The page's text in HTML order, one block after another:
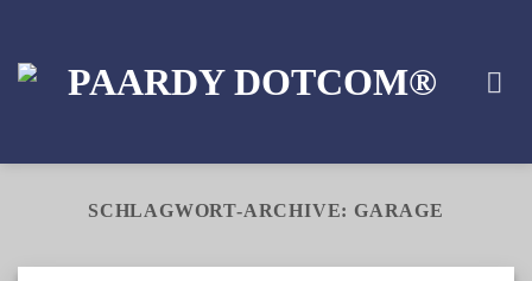
springen
SCHLAGWORT-ARCHIVE:GARAGE